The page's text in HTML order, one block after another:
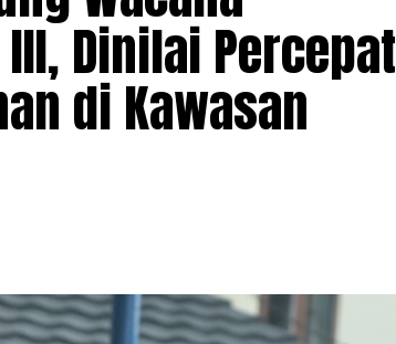
Dinilai Percepat
di Kawasan